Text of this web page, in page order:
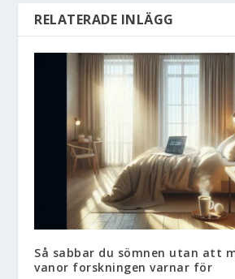
RELATERADE INLÄGG
Så sabbar du sömnen utan att
vanor forskningen varnar för